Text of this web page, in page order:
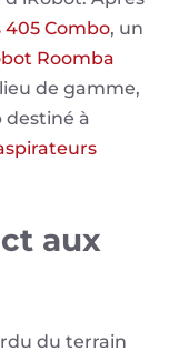
405 Combo, un
Roomba
de gamme,
destiné à
aux
du terrain